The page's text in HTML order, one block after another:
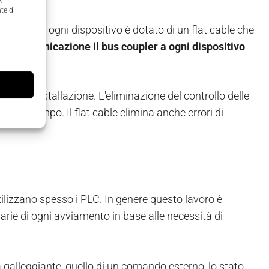
di
semplice: ogni dispositivo è dotato di un flat cable che
in comunicazione il bus coupler a ogni dispositivo
di installazione. L'eliminazione del controllo delle
di tempo. Il flat cable elimina anche errori di
spesso i PLC. In genere questo lavoro è
di ogni avviamento in base alle necessità di
quello di un comando esterno, lo stato